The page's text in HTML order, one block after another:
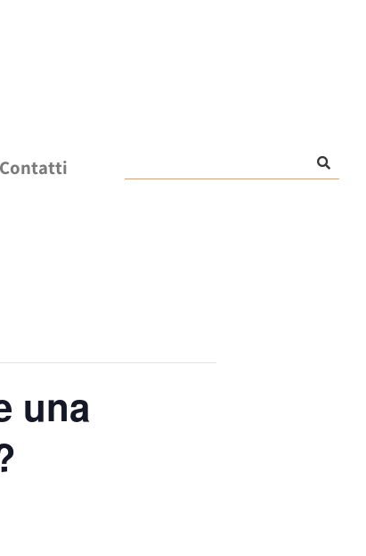
Contatti
una